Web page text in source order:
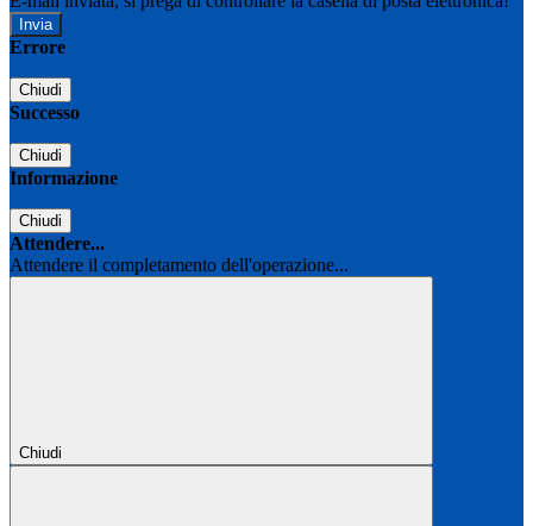
Errore
Chiudi
Successo
Chiudi
Informazione
Chiudi
Attendere...
Attendere il completamento dell'operazione...
Chiudi